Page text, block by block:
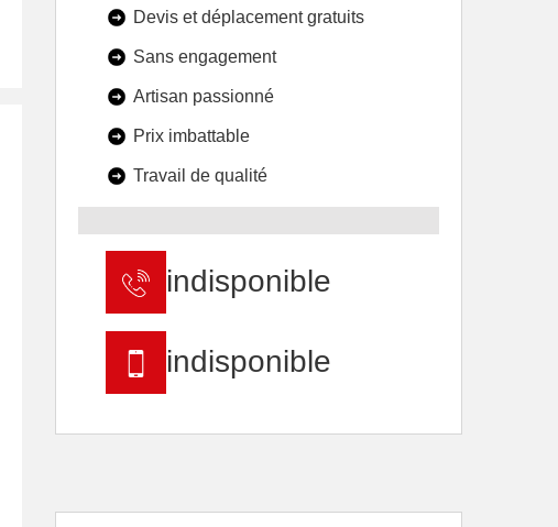
Devis et déplacement gratuits
Sans engagement
Artisan passionné
Prix imbattable
Travail de qualité
indisponible
indisponible